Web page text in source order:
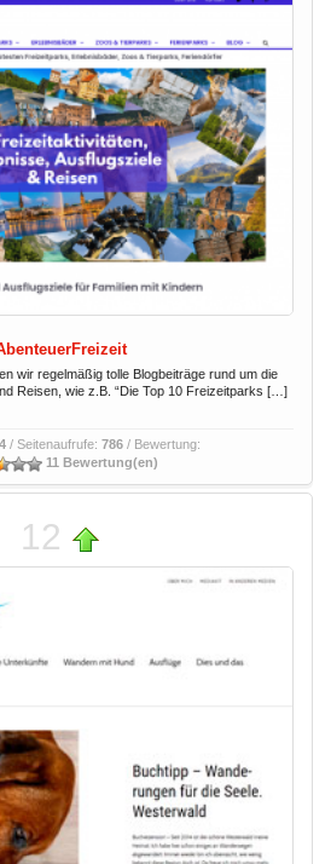
wir regelmäßig tolle Blogbeiträge rund um die
Reisen, wie z.B. “Die Top 10 Freizeitparks […]
/ Seitenaufrufe: 786 / Bewertung:
11 Bewertung(en)
12